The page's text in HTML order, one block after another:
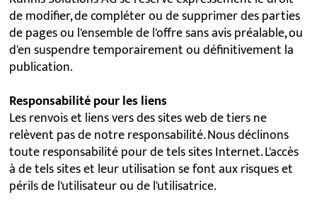
de modifier, de compléter ou de supprimer des parties
de pages ou l'ensemble de l'offre sans avis préalable, ou
d'en suspendre temporairement ou définitivement la
publication.
Responsabilité pour les liens
Les renvois et liens vers des sites web de tiers ne
relèvent pas de notre responsabilité. Nous déclinons
toute responsabilité pour de tels sites Internet. L'accès
à de tels sites et leur utilisation se font aux risques et
périls de l'utilisateur ou de l'utilisatrice.